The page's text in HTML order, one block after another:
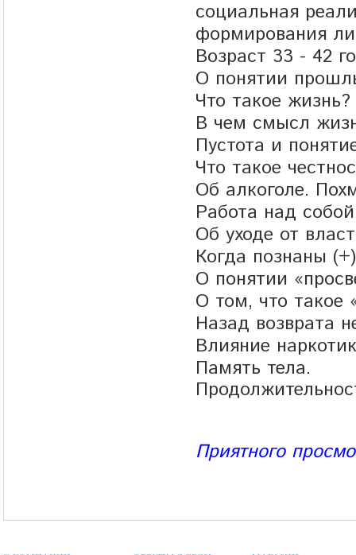
социальная
формирования
Возраст 33 - 42
О понятии
Что такое
В чем смысл
Пустота и
Что такое
Об алкоголе.
Работа над
Об уходе от
Когда познаны
О понятии
О том, что такое
Назад возврата
Влияние
Память тела.
Приятного